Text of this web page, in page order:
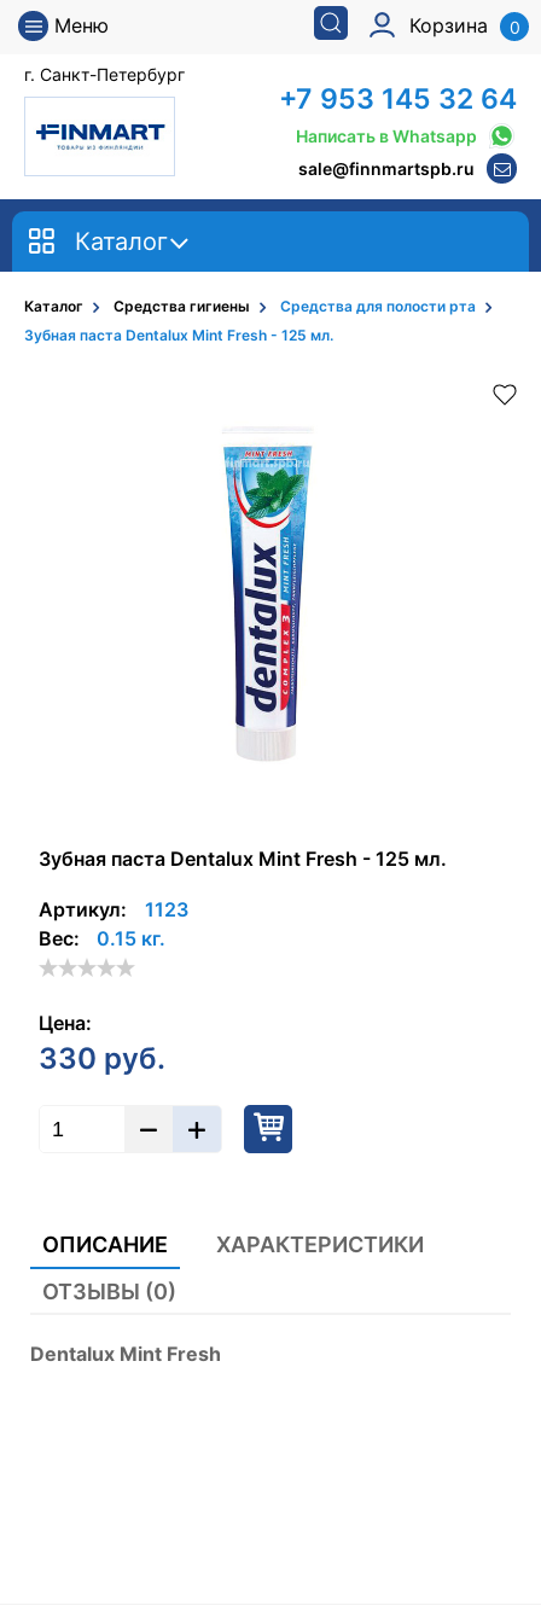
Меню
г. Санкт-Петербург
Корзина 0
+7 953 145 32 64
Написать в Whatsapp
sale@finnmartspb.ru
Каталог
Каталог Средства гигиены
Средства для полости рта
Зубная паста Dentalux Mint Fresh - 125 мл.
Зубная паста Dentalux Mint Fresh - 125 мл.
Артикул:
1123
Вес:
0.15 кг.
Цена:
330 руб.
ОПИСАНИЕ
ХАРАКТЕРИСТИКИ
ОТЗЫВЫ (0)
Dentalux Mint Fresh